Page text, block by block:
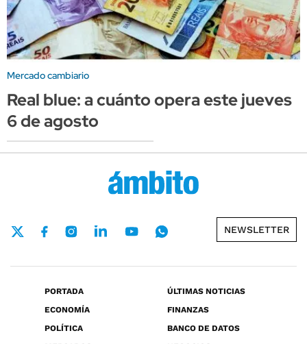
Mercado cambiario
Real blue: a cuánto opera este jueves
6 de agosto
NEWSLETTER
PORTADA
ÚLTIMAS NOTICIAS
ECONOMÍA
FINANZAS
POLÍTICA
BANCO DE DATOS